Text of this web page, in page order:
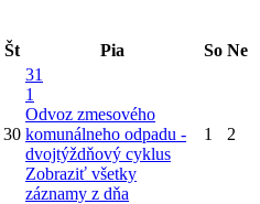
Št Pia So Ne
30
31
1
Odvoz zmesového
komunálneho odpadu -
dvojtýždňový cyklus
Zobraziť všetky
záznamy z dňa
1 2